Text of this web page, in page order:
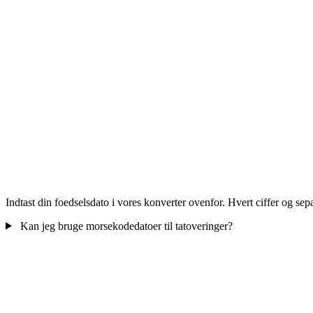
Indtast din foedselsdato i vores konverter ovenfor. Hvert ciffer og
Kan jeg bruge morsekodedatoer til tatoveringer?